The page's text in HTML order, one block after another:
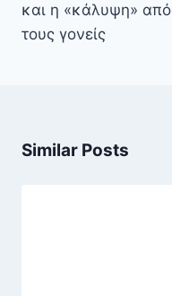
και η «κάλυψη» από
τους γονείς
Similar Posts